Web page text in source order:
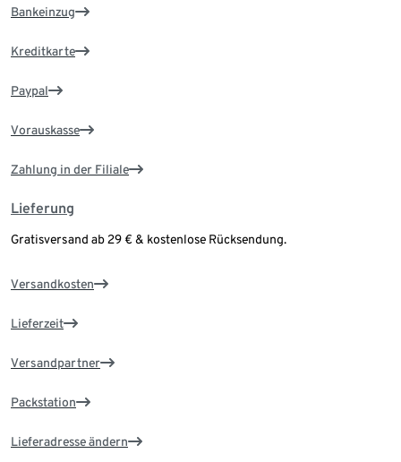
Bankeinzug
Kreditkarte
Paypal
Vorauskasse
Zahlung in der Filiale
Lieferung
Gratisversand ab 29 € & kostenlose Rücksendung.
Versandkosten
Lieferzeit
Versandpartner
Packstation
Lieferadresse ändern